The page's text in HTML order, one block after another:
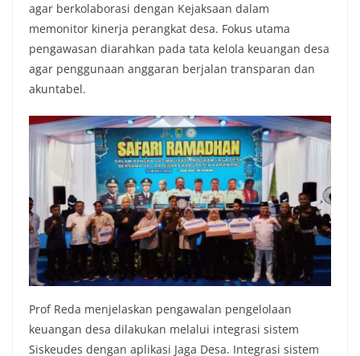
agar berkolaborasi dengan Kejaksaan dalam
memonitor kinerja perangkat desa. Fokus utama
pengawasan diarahkan pada tata kelola keuangan desa
agar penggunaan anggaran berjalan transparan dan
akuntabel.
Prof Reda menjelaskan pengawalan pengelolaan
keuangan desa dilakukan melalui integrasi sistem
Siskeudes dengan aplikasi Jaga Desa. Integrasi sistem